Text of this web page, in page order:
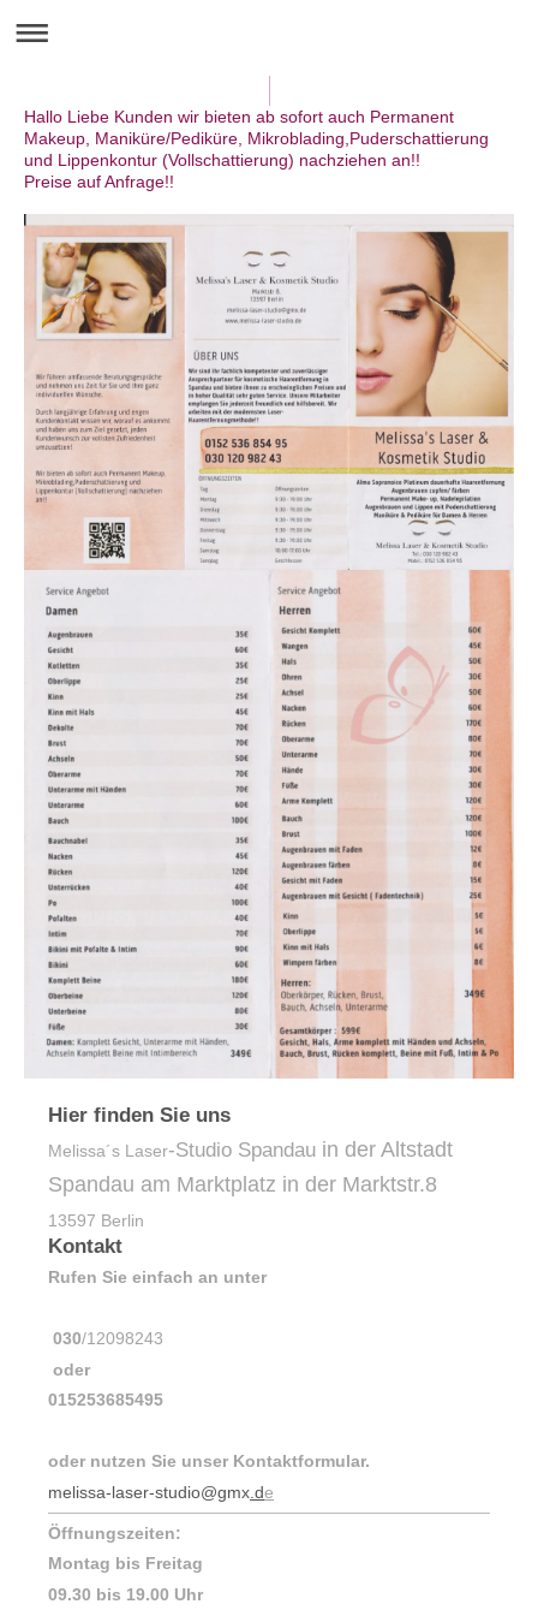
Hallo Liebe Kunden wir bieten ab sofort auch Permanent
Makeup, Maniküre/Pediküre, Mikroblading,Puderschattierung
und Lippenkontur (Vollschattierung) nachziehen an!!
Preise auf Anfrage!!
Hier finden Sie uns
Melissa´s Laser-Studio Spandau in der Altstadt
Spandau am Marktplatz in der Marktstr.8
13597 Berlin
Kontakt
Rufen Sie einfach an unter
030/12098243
oder
015253685495
oder nutzen Sie unser Kontaktformular.
melissa-laser-studio@gmx .de
Öffnungszeiten:
Montag bis Freitag
09.30 bis 19.00 Uhr